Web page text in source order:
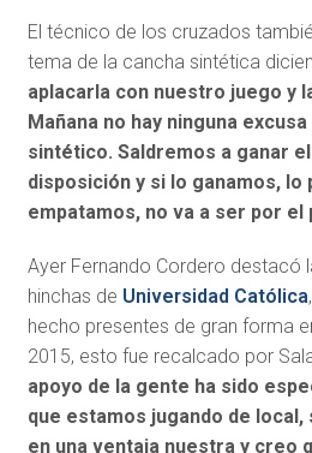
El técnico de los cruzados
tema de la cancha sintética
aplacarla con nuestro juego y
Mañana no hay ninguna
sintético. Saldremos a ganar
disposición y si lo ganamos, lo
empatamos, no va a ser por el
Ayer Fernando Cordero destacó
hinchas de Universidad Católica
hecho presentes de gran forma
2015, esto fue recalcado por
apoyo de la gente ha sido
que estamos jugando de
en una ventaja nuestra y creo